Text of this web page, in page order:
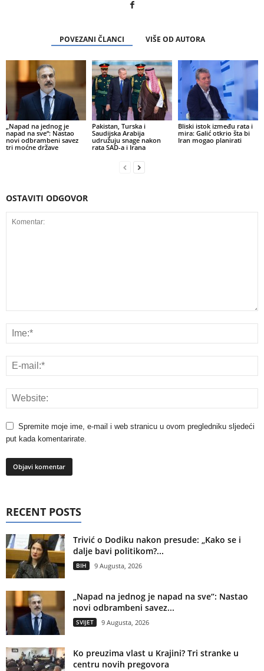
POVEZANI ČLANCI VIŠE OD AUTORA
„Napad na jednog je
napad na sve“: Nastao
novi odbrambeni savez
tri moćne države
Pakistan, Turska i
Saudijska Arabija
udružuju snage nakon
rata SAD-a i Irana
Bliski istok između rata i
mira: Galić otkrio šta bi
Iran mogao planirati
OSTAVITI ODGOVOR
Spremite moje ime, e-mail i web stranicu u ovom pregledniku sljedeći
put kada komentarirate.
RECENT POSTS
Trivić o Dodiku nakon presude: „Kako se i
dalje bavi politikom?...
BIH 9 Augusta, 2026
„Napad na jednog je napad na sve“: Nastao
novi odbrambeni savez...
SVIJET 9 Augusta, 2026
Ko preuzima vlast u Krajini? Tri stranke u
centru novih pregovora